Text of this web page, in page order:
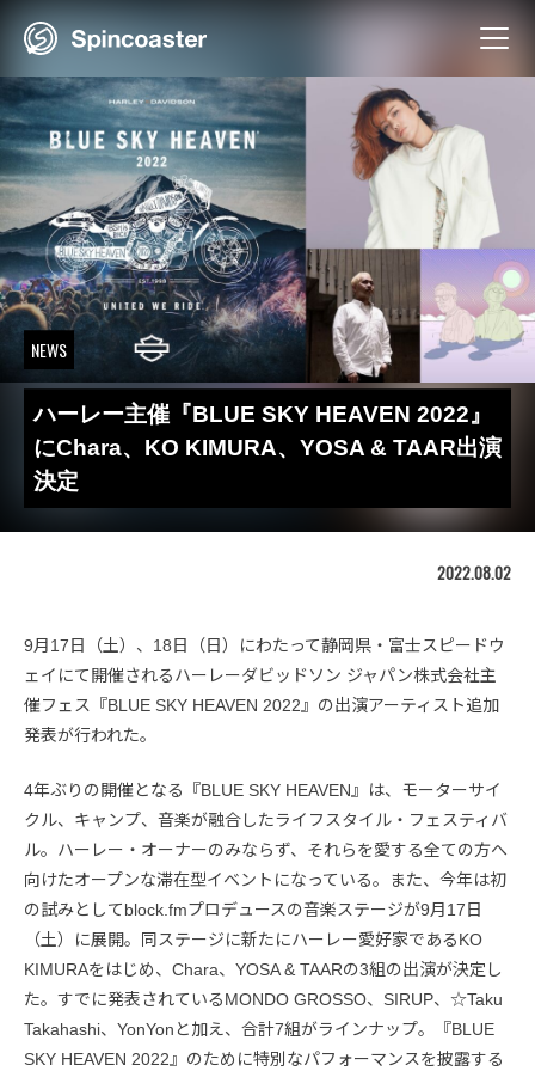
NEWS
ハーレー主催『BLUE SKY HEAVEN 2022』
にChara、KO KIMURA、YOSA & TAAR出演
決定
2022.08.02
9月17日（土）、18日（日）にわたって静岡県・富士スピードウ
ェイにて開催されるハーレーダビッドソン ジャパン株式会社主
催フェス『BLUE SKY HEAVEN 2022』の出演アーティスト追加
発表が行われた。
4年ぶりの開催となる『BLUE SKY HEAVEN』は、モーターサイ
クル、キャンプ、音楽が融合したライフスタイル・フェスティバ
ル。ハーレー・オーナーのみならず、それらを愛する全ての方へ
向けたオープンな滞在型イベントになっている。また、今年は初
の試みとしてblock.fmプロデュースの音楽ステージが9月17日
（土）に展開。同ステージに新たにハーレー愛好家であるKO
KIMURAをはじめ、Chara、YOSA & TAARの3組の出演が決定し
た。すでに発表されているMONDO GROSSO、SIRUP、☆Taku
Takahashi、YonYonと加え、合計7組がラインナップ。『BLUE
SKY HEAVEN 2022』のために特別なパフォーマンスを披露する